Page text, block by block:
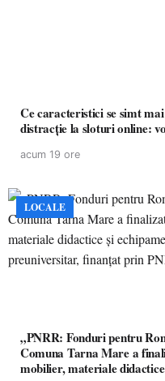
Ce caracteristici se simt
distracție la sloturi online:
acum 19 ore
LOCALE
„PNRR: Fonduri pentru
Comuna Tarna Mare a
mobilier, materiale